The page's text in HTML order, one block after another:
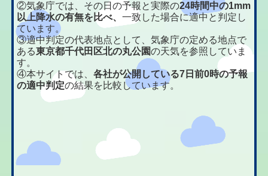
②気象庁では、その日の予報と実際の24時間中の1mm
以上降水の有無を比べ、一致した場合に適中と判定し
ています。
③適中判定の代表地点として、気象庁の定める地点で
ある東京都千代田区北の丸公園の天気を参照していま
す。
④本サイトでは、各社が公開している7日前0時の予報
の適中判定の結果を比較しています。